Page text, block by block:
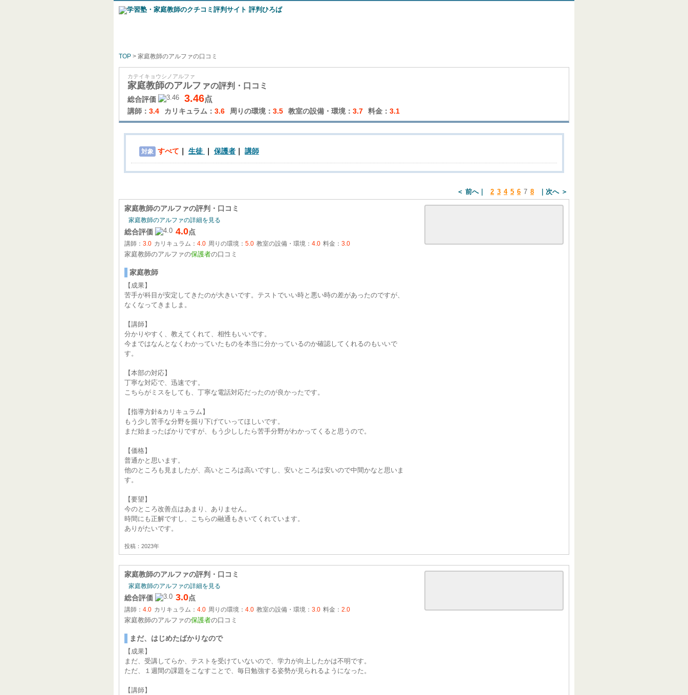
TOP > 家庭教師のアルファの口コミ
カテイキョウシノアルファ
家庭教師のアルファの評判・口コミ
総合評価 3.46点
講師： 3.4 カリキュラム： 3.6 周りの環境： 3.5 教室の設備・環境： 3.7 料金： 3.1
対象 すべて 生徒 保護者 講師
＜ 前へ 2 3 4 5 6 7 8 次へ ＞
家庭教師のアルファの評判・口コミ
家庭教師のアルファの詳細を見る
総合評価 4.0点
講師： 3.0 カリキュラム： 4.0 周りの環境： 5.0 教室の設備・環境： 4.0 料金： 3.0
家庭教師のアルファの保護者の口コミ
家庭教師
【成果】
苦手が科目が安定してきたのが大きいです。テストでいい時と悪い時の差があったのですが、
なくなってきましま。
【講師】
分かりやすく、教えてくれて、相性もいいです。
今まではなんとなくわかっていたものを本当に分かっているのか確認してくれるのもいいで
す。
【本部の対応】
丁寧な対応で、迅速です。
こちらがミスをしても、丁寧な電話対応だったのが良かったです。
【指導方針&カリキュラム】
もう少し苦手な分野を掘り下げていってほしいです。
まだ始まったばかりですが、もう少ししたら苦手分野がわかってくると思うので。
【価格】
普通かと思います。
他のところも見ましたが、高いところは高いですし、安いところは安いので中間かなと思いま
す。
【要望】
今のところ改善点はあまり、ありません。
時間にも正解ですし、こちらの融通もきいてくれています。
ありがたいです。
投稿：2023年
家庭教師のアルファの評判・口コミ
家庭教師のアルファの詳細を見る
総合評価 3.0点
講師： 4.0 カリキュラム： 4.0 周りの環境： 4.0 教室の設備・環境： 3.0 料金： 2.0
家庭教師のアルファの保護者の口コミ
まだ、はじめたばかりなので
【成果】
まだ、受講してらか、テストを受けていないので、学力が向上したかは不明です。
ただ、１週間の課題をこなすことで、毎日勉強する姿勢が見られるようになった。
【講師】